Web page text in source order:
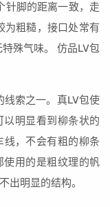
针脚的距离一致，走
为粗糙，接口处常有
殊气味。 仿品LV包
索之一。真LV包使
明显看到柳条状的
线，不会有粗的柳条
用的是粗纹理的帆
出明显的结构。